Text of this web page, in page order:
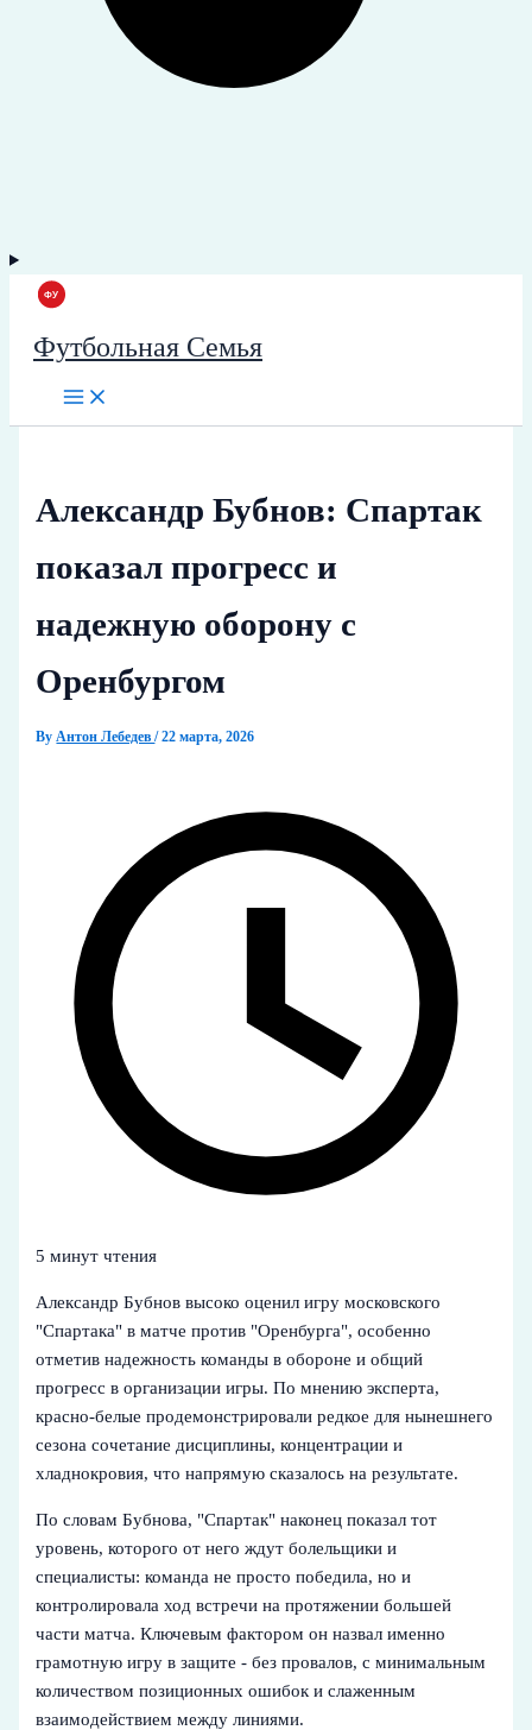
Футбольная Семья
Александр Бубнов: Спартак
показал прогресс и
надежную оборону с
Оренбургом
ByАнтон Лебедев/22 марта, 2026
5 минут чтения
Александр Бубнов высоко оценил игру московского
"Спартака" в матче против "Оренбурга", особенно
отметив надежность команды в обороне и общий
прогресс в организации игры. По мнению эксперта,
красно-белые продемонстрировали редкое для нынешнего
сезона сочетание дисциплины, концентрации и
хладнокровия, что напрямую сказалось на результате.
По словам Бубнова, "Спартак" наконец показал тот
уровень, которого от него ждут болельщики и
специалисты: команда не просто победила, но и
контролировала ход встречи на протяжении большей
части матча. Ключевым фактором он назвал именно
грамотную игру в защите - без провалов, с минимальным
количеством позиционных ошибок и слаженным
взаимодействием между линиями.